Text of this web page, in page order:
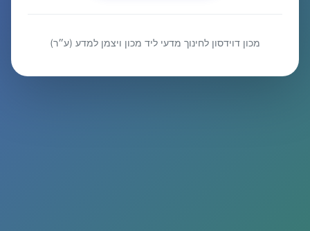
מכון דוידסון לחינוך מדעי ליד מכון ויצמן למדע (ע״ר)